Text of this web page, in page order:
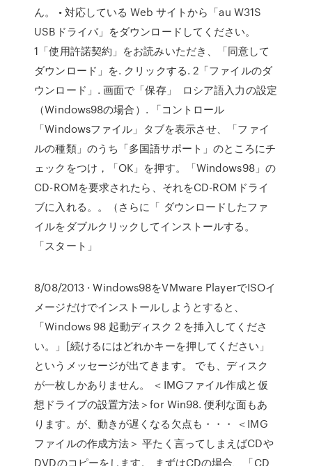
ん。 • 対応している Web サイトから「au W31S
USBドライバ」をダウンロードしてください。
1「使用許諾契約」をお読みいただき、「同意して
ダウンロード」を. クリックする. 2「ファイルのダ
ウンロード」. 画面で「保存」 ロシア語入力の設定
（Windows98の場合）. 「コントロール
「Windowsファイル」タブを表示させ、「ファイ
ルの種類」のうち「多国語サポート」のところにチ
ェックをつけ，「OK」を押す。「Windows98」の
CD-ROMを要求されたら、それをCD-ROMドライ
ブに入れる。。（さらに「 ダウンロードしたファ
イルをダブルクリックしてインストールする。
「スタート」
8/08/2013 · Windows98をVMware PlayerでISOイ
メージだけでインストールしようとすると、
「Windows 98 起動ディスク 2 を挿入してくださ
い。」[続けるにはどれかキーを押してください」
というメッセージが出てきます。 でも、ディスク
が一枚しかありません。 ＜IMGファイル作成と仮
想ドライブの設置方法＞for Win98. 便利な面もあ
ります。が、動きが遅くなる欠点も・・・ ＜IMG
ファイルの作成方法＞ 平たく言ってしまえばCDや
DVDのコピーをします。 まずはCDの場合、「CD